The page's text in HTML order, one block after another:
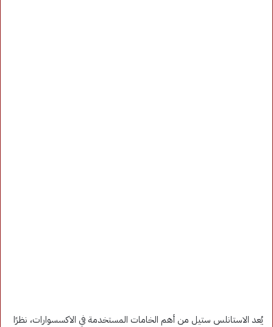
يُعد الاستانلس ستيل من أهم الخامات المستخدمة في الاكسسوارات، نظرًا